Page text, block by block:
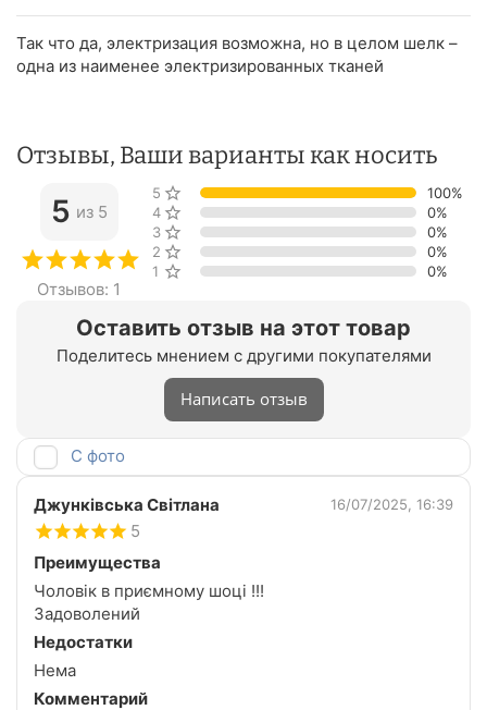
Так что да, электризация возможна, но в целом шелк –
одна из наименее электризированных тканей
Отзывы, Ваши варианты как носить
Оставить отзыв на этот товар
Поделитесь мнением с другими покупателями
Написать отзыв
5 из 5
Отзывов: 1
5 звёзд
100%
4 звезды
0%
3 звезды
0%
2 звезды
0%
1 звезда
0%
С фото
Джунківська Світлана 16/07/2025, 16:39
5
Преимущества
Чоловік в приємному шоці !!!
Задоволений
Недостатки
Нема
Комментарий